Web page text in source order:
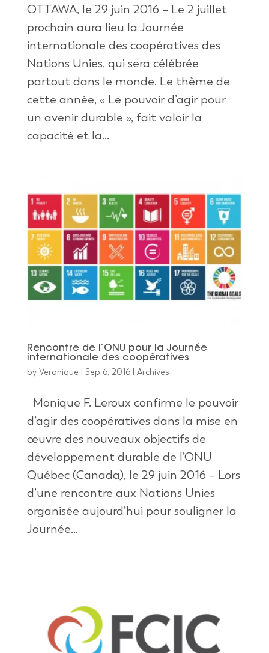
OTTAWA, le 29 juin 2016 – Le 2 juillet
prochain aura lieu la Journée
internationale des coopératives des
Nations Unies, qui sera célébrée
partout dans le monde. Le thème de
cette année, « Le pouvoir d’agir pour
un avenir durable », fait valoir la
capacité et la...
Rencontre de l’ONU pour la Journée
internationale des coopératives
by Veronique | Sep 6, 2016| Archives
Monique F. Leroux confirme le pouvoir
d’agir des coopératives dans la mise en
œuvre des nouveaux objectifs de
développement durable de l’ONU
Québec (Canada), le 29 juin 2016 – Lors
d’une rencontre aux Nations Unies
organisée aujourd’hui pour souligner la
Journée...